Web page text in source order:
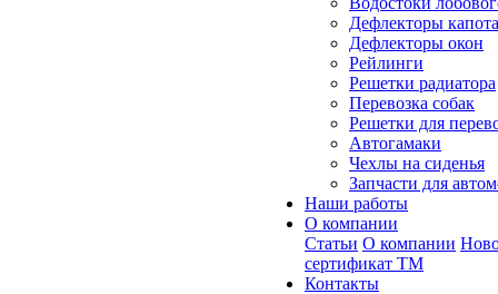
Дефлекторы капота
Дефлекторы окон
Рейлинги
Решетки радиатора
Перевозка собак
Решетки для
Автогамаки
Чехлы на сиденья
Запчасти для
Наши работы
О компании
Статьи О компании
сертификат ТМ
Контакты